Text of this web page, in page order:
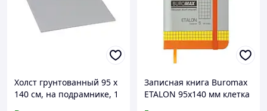
Холст грунтованный 95 х
140 см, на подрамнике, 1
Записная книга Buromax
ETALON 95х140 мм клетка